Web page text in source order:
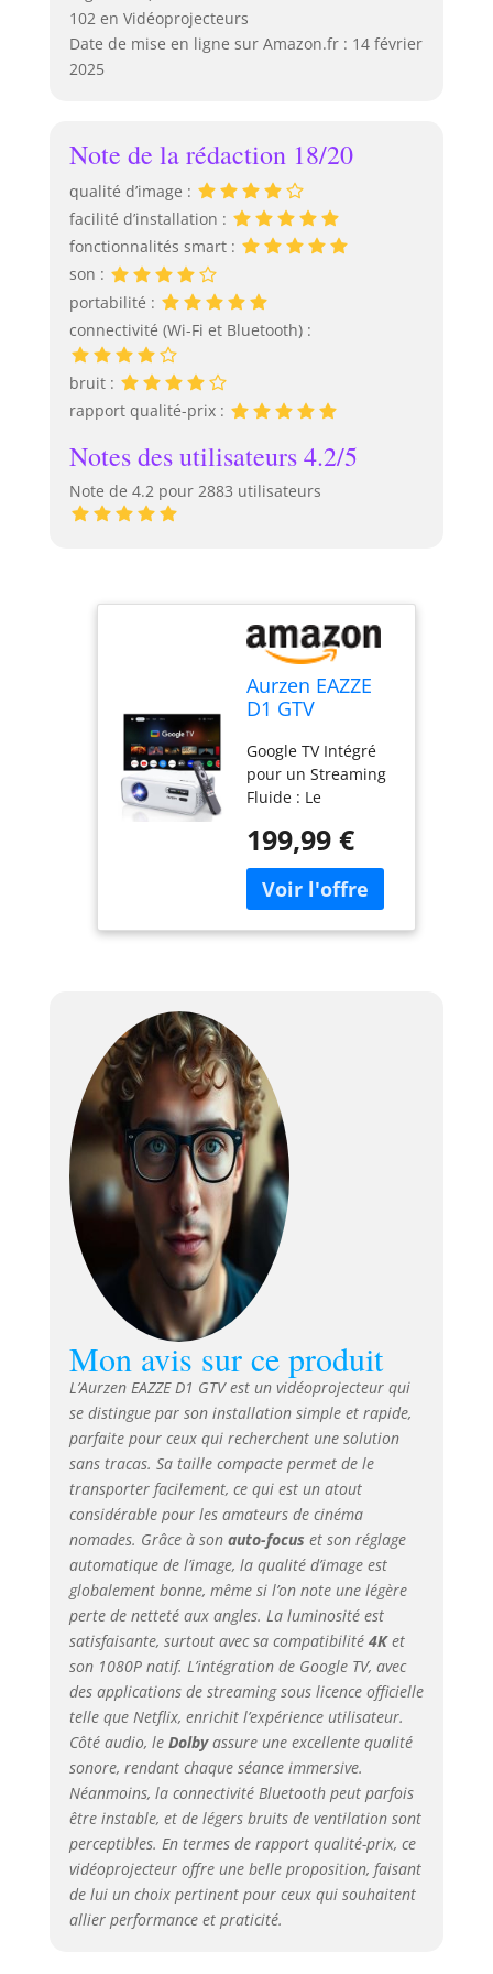
102 en Vidéoprojecteurs
Date de mise en ligne sur Amazon.fr : 14 février
2025
Note de la rédaction 18/20
qualité d’image :
facilité d’installation :
fonctionnalités smart :
son :
portabilité :
connectivité (Wi-Fi et Bluetooth) :
bruit :
rapport qualité-prix :
Notes des utilisateurs 4.2/5
Note de 4.2 pour 2883 utilisateurs
Aurzen EAZZE
D1 GTV
avec Google TV
Google TV Intégré
pour un Streaming
Fluide : Le
intelligent D1G
intègre Google TV
directement sur
votre grand écran,
donnant accès à
Disney+ et Hulu
entièrement
certifiés — un
privilège que peu
de projecteurs
offrent. Aucun
boîtier de
streaming
supplémentaire
n’est nécessaire.
Profitez de plus de
800 chaînes
sortie de
l’emballage pour
une expérience de
streaming premium
sans tracas
Écosystème Google
pour une
Expérience
Intelligente et
Simplifiée : Avec
Google TV,
bénéficiez de
Recommandations
Personnalisées
Multi-Comptes pour
une expérience sur
mesure. Le Mode
Enfant garantit un
divertissement plus
sécurisé en aidant
les parents à gérer
le contenu et le
temps d’écran. Le
contrôle mains
libres est facile
avec l’Assistant
199,99 €
Mon avis sur ce produit
L’Aurzen EAZZE D1 GTV est un vidéoprojecteur qui
se distingue par son installation simple et rapide,
parfaite pour ceux qui recherchent une solution
sans tracas. Sa taille compacte permet de le
transporter facilement, ce qui est un atout
considérable pour les amateurs de cinéma
nomades. Grâce à son auto-focus et son réglage
automatique de l’image, la qualité d’image est
globalement bonne, même si l’on note une légère
perte de netteté aux angles. La luminosité est
satisfaisante, surtout avec sa compatibilité 4Ket
son 1080P natif. L’intégration de Google TV, avec
des applications de streaming sous licence officielle
telle que Netflix, enrichit l’expérience utilisateur.
Côté audio, le Dolbyassure une excellente qualité
sonore, rendant chaque séance immersive.
Néanmoins, la connectivité Bluetooth peut parfois
être instable, et de légers bruits de ventilation sont
perceptibles. En termes de rapport qualité-prix, ce
vidéoprojecteur offre une belle proposition, faisant
de lui un choix pertinent pour ceux qui souhaitent
allier performance et praticité.